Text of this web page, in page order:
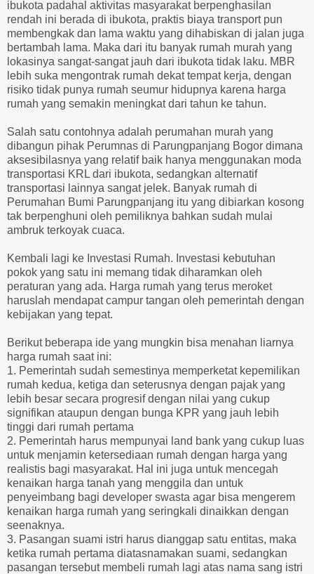
ibukota padahal aktivitas masyarakat berpenghasilan
rendah ini berada di ibukota, praktis biaya transport pun
membengkak dan lama waktu yang dihabiskan di jalan juga
bertambah lama. Maka dari itu banyak rumah murah yang
lokasinya sangat-sangat jauh dari ibukota tidak laku. MBR
lebih suka mengontrak rumah dekat tempat kerja, dengan
risiko tidak punya rumah seumur hidupnya karena harga
rumah yang semakin meningkat dari tahun ke tahun.
Salah satu contohnya adalah perumahan murah yang
dibangun pihak Perumnas di Parungpanjang Bogor dimana
aksesibilasnya yang relatif baik hanya menggunakan moda
transportasi KRL dari ibukota, sedangkan alternatif
transportasi lainnya sangat jelek. Banyak rumah di
Perumahan Bumi Parungpanjang itu yang dibiarkan kosong
tak berpenghuni oleh pemiliknya bahkan sudah mulai
ambruk terkoyak cuaca.
Kembali lagi ke Investasi Rumah. Investasi kebutuhan
pokok yang satu ini memang tidak diharamkan oleh
peraturan yang ada. Harga rumah yang terus meroket
haruslah mendapat campur tangan oleh pemerintah dengan
kebijakan yang tepat.
Berikut beberapa ide yang mungkin bisa menahan liarnya
harga rumah saat ini:
1. Pemerintah sudah semestinya memperketat kepemilikan
rumah kedua, ketiga dan seterusnya dengan pajak yang
lebih besar secara progresif dengan nilai yang cukup
signifikan ataupun dengan bunga KPR yang jauh lebih
tinggi dari rumah pertama
2. Pemerintah harus mempunyai land bank yang cukup luas
untuk menjamin ketersediaan rumah dengan harga yang
realistis bagi masyarakat. Hal ini juga untuk mencegah
kenaikan harga tanah yang menggila dan untuk
penyeimbang bagi developer swasta agar bisa mengerem
kenaikan harga rumah yang seringkali dinaikkan dengan
seenaknya.
3. Pasangan suami istri harus dianggap satu entitas, maka
ketika rumah pertama diatasnamakan suami, sedangkan
pasangan tersebut membeli rumah lagi atas nama sang istri